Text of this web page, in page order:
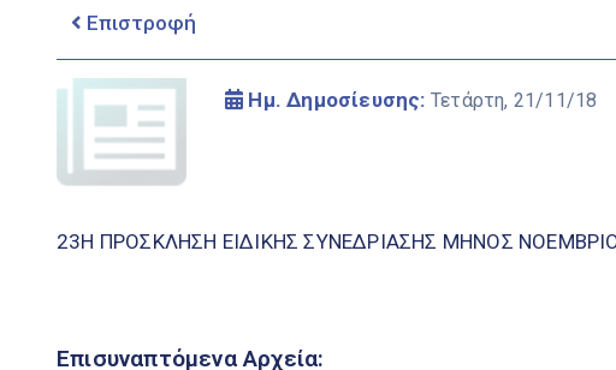
Επιστροφή
Ημ. Δημοσίευσης: Τετάρτη, 21/11/18
23Η ΠΡΟΣΚΛΗΣΗ ΕΙΔΙΚΗΣ ΣΥΝΕΔΡΙΑΣΗΣ ΜΗΝΟΣ
Επισυναπτόμενα Αρχεία: